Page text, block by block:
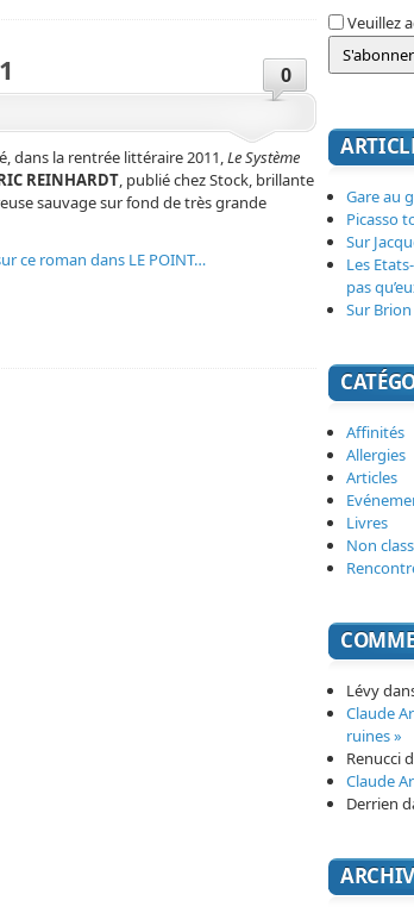
0
dans la rentrée littéraire 2011,Le Système
REINHARDT, publié chez Stock, brillante
sauvage sur fond de très grande
ce roman dans LE POINT…
Veuillez
Gare au
Picasso
Sur
Les
pas
Sur
Affinités
Allergies
Articles
Livres
Non
Lévy
Claude
ruines »
Renucci
Claude
Derrien